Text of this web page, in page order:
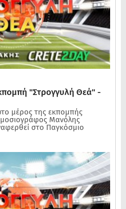
"Στρογγυλή Θεά" -
μέρος της εκπομπής
Μανόλης
στο Παγκόσμιο